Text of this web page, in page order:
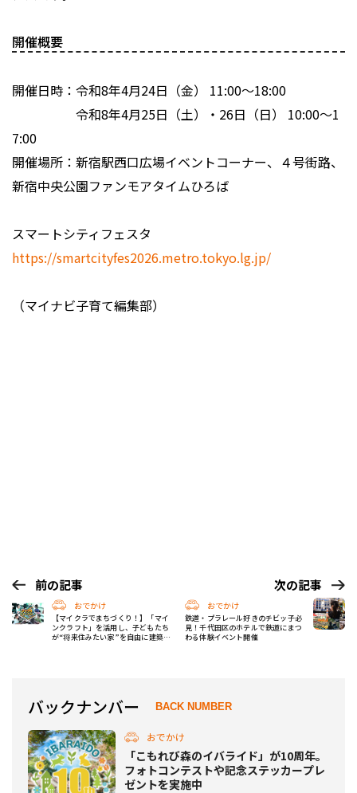
開催概要
開催日時：令和8年4月24日（金） 11:00～18:00
令和8年4月25日（土）・26日（日） 10:00～1
7:00
開催場所：新宿駅西口広場イベントコーナー、４号街路、
新宿中央公園ファンモアタイムひろば
スマートシティフェスタ
https://smartcityfes2026.metro.tokyo.lg.jp/
（マイナビ子育て編集部）
前の記事
おでかけ
【マイクラでまちづくり！】「マイ
ンクラフト」を活用し、子どもたち
が“将来住みたい家”を自由に建築す
次の記事
おでかけ
鉄道・プラレール好きのチビッ子必
見！千代田区のホテルで鉄道にまつ
わる体験イベント開催
バックナンバー BACK NUMBER
おでかけ
「こもれび森のイバライド」が10周年。
フォトコンテストや記念ステッカープレ
ゼントを実施中